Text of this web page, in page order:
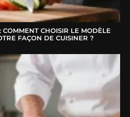
COMMENT CHOISIR LE MODÈLE
FAÇON DE CUISINER ?